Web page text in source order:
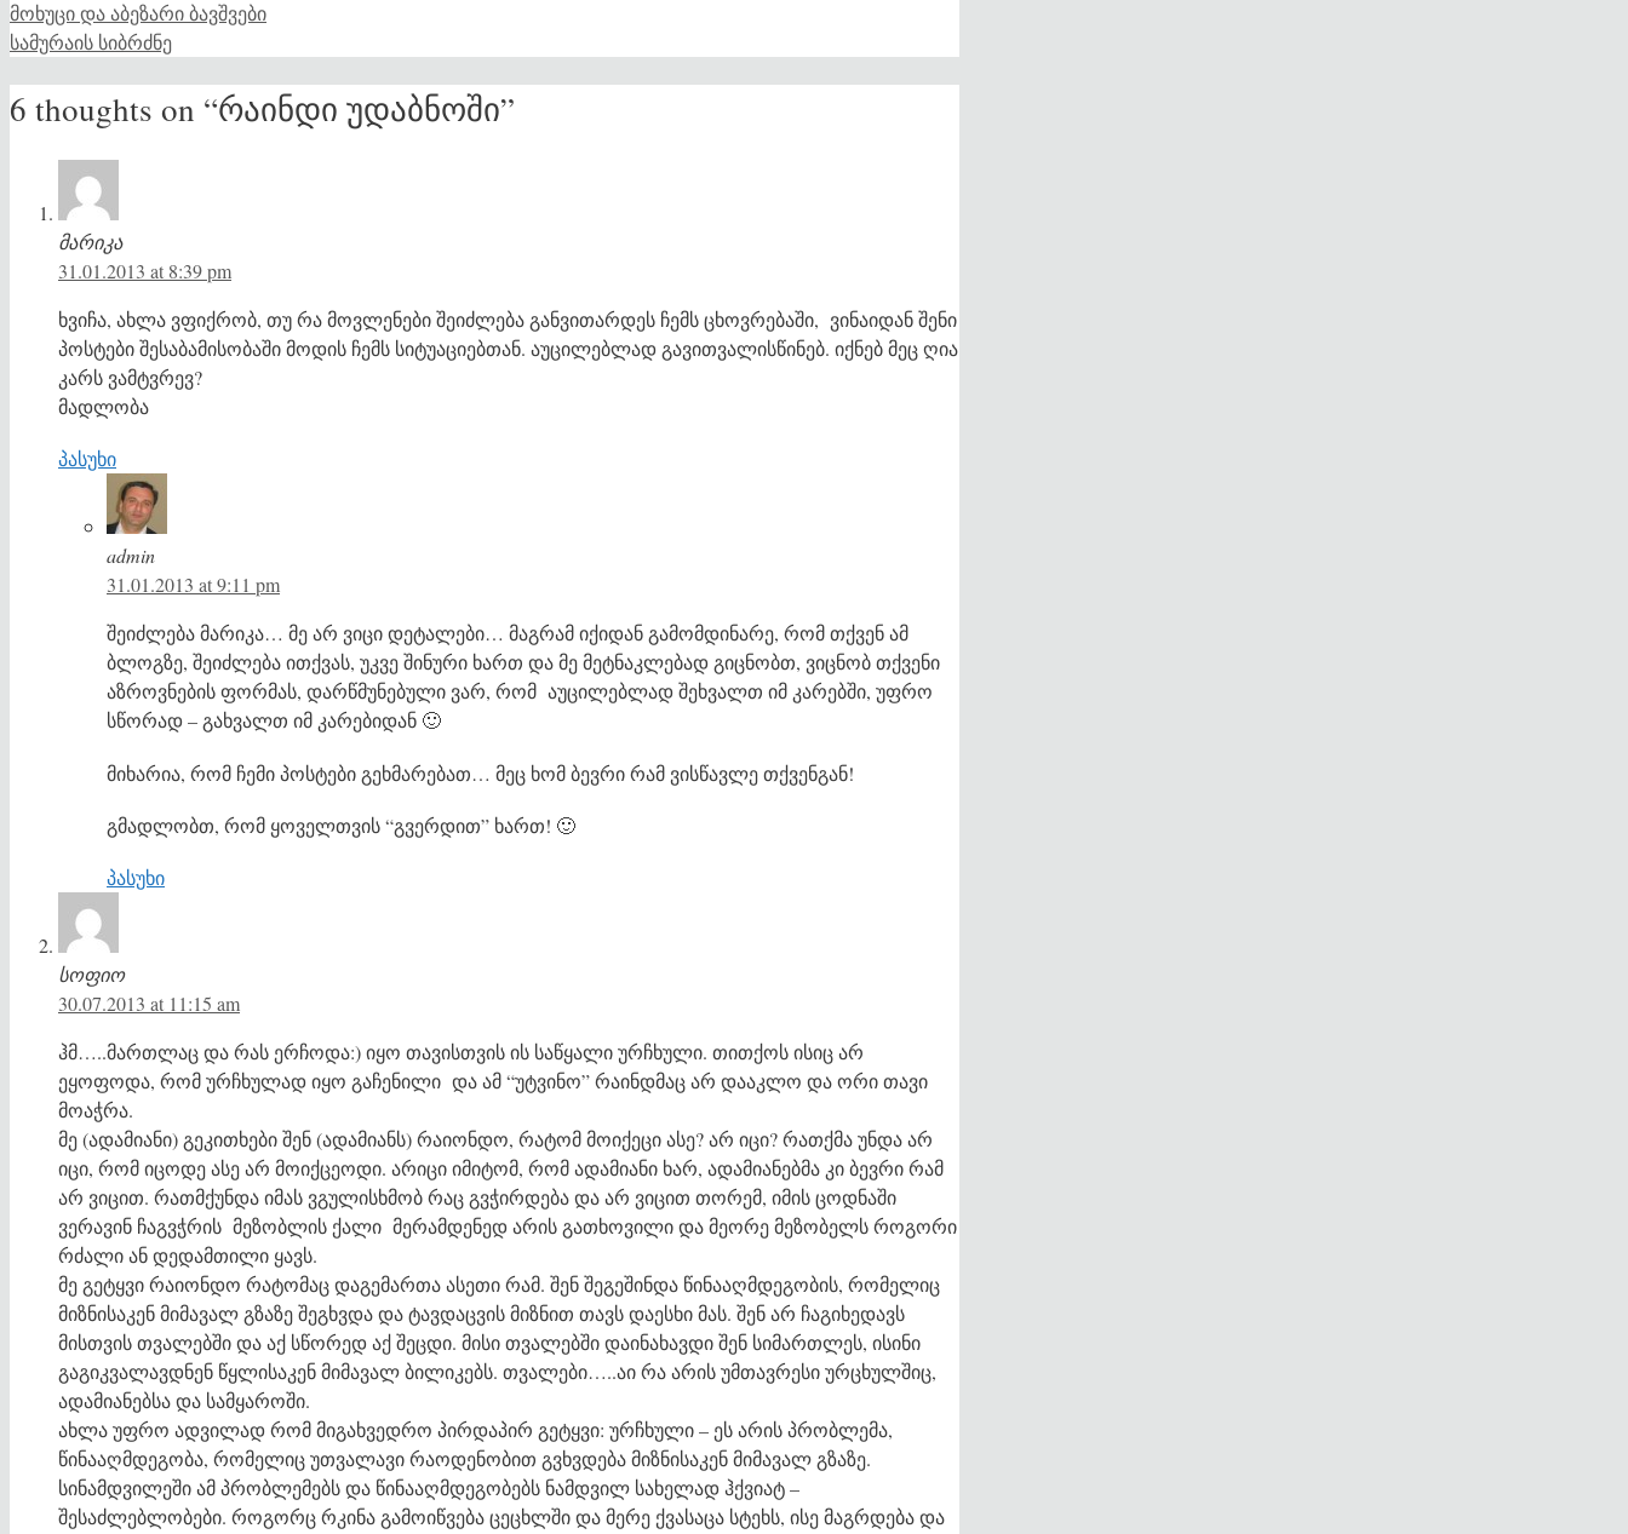
მოხუცი და აბეზარი ბავშვები
სამურაის სიბრძნე
6 thoughts on “რაინდი უდაბნოში”
მარიკა
31.01.2013 at 8:39 pm
ხვიჩა, ახლა ვფიქრობ, თუ რა მოვლენები შეიძლება განვითარდეს ჩემს ცხოვრებაში, ვინაიდან შენი
პოსტები შესაბამისობაში მოდის ჩემს სიტუაციებთან. აუცილებლად გავითვალისწინებ. იქნებ მეც ღია
კარს ვამტვრევ?
მადლობა
პასუხი
admin
31.01.2013 at 9:11 pm
შეიძლება მარიკა… მე არ ვიცი დეტალები… მაგრამ იქიდან გამომდინარე, რომ თქვენ ამ
ბლოგზე, შეიძლება ითქვას, უკვე შინური ხართ და მე მეტნაკლებად გიცნობთ, ვიცნობ თქვენი
აზროვნების ფორმას, დარწმუნებული ვარ, რომ აუცილებლად შეხვალთ იმ კარებში, უფრო
სწორად – გახვალთ იმ კარებიდან 🙂
მიხარია, რომ ჩემი პოსტები გეხმარებათ… მეც ხომ ბევრი რამ ვისწავლე თქვენგან!
გმადლობთ, რომ ყოველთვის “გვერდით” ხართ! 🙂
პასუხი
სოფიო
30.07.2013 at 11:15 am
ჰმ…..მართლაც და რას ერჩოდა:) იყო თავისთვის ის საწყალი ურჩხული. თითქოს ისიც არ
ეყოფოდა, რომ ურჩხულად იყო გაჩენილი და ამ “უტვინო” რაინდმაც არ დააკლო და ორი თავი
მოაჭრა.
მე (ადამიანი) გეკითხები შენ (ადამიანს) რაიონდო, რატომ მოიქეცი ასე? არ იცი? რათქმა უნდა არ
იცი, რომ იცოდე ასე არ მოიქცეოდი. არიცი იმიტომ, რომ ადამიანი ხარ, ადამიანებმა კი ბევრი რამ
არ ვიცით. რათმქუნდა იმას ვგულისხმობ რაც გვჭირდება და არ ვიცით თორემ, იმის ცოდნაში
ვერავინ ჩაგვჭრის მეზობლის ქალი მერამდენედ არის გათხოვილი და მეორე მეზობელს როგორი
რძალი ან დედამთილი ყავს.
მე გეტყვი რაიონდო რატომაც დაგემართა ასეთი რამ. შენ შეგეშინდა წინააღმდეგობის, რომელიც
მიზნისაკენ მიმავალ გზაზე შეგხვდა და ტავდაცვის მიზნით თავს დაესხი მას. შენ არ ჩაგიხედავს
მისთვის თვალებში და აქ სწორედ აქ შეცდი. მისი თვალებში დაინახავდი შენ სიმართლეს, ისინი
გაგიკვალავდნენ წყლისაკენ მიმავალ ბილიკებს. თვალები…..აი რა არის უმთავრესი ურცხულშიც,
ადამიანებსა და სამყაროში.
ახლა უფრო ადვილად რომ მიგახვედრო პირდაპირ გეტყვი: ურჩხული – ეს არის პრობლემა,
წინააღმდეგობა, რომელიც უთვალავი რაოდენობით გვხვდება მიზნისაკენ მიმავალ გზაზე.
სინამდვილეში ამ პრობლემებს და წინააღმდეგობებს ნამდვილ სახელად ჰქვიატ –
შესაძლებლობები. როგორც რკინა გამოიწვება ცეცხლში და მერე ქვასაცა სტეხს, ისე მაგრდება და